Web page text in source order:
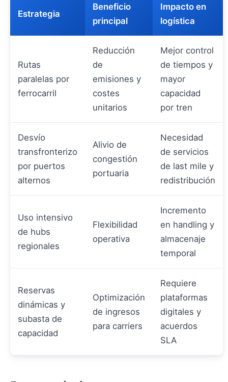
Estrategia
Beneficio
principal
Impacto en
logística
Rutas
paralelas por
ferrocarril
Reducción
de
emisiones y
costes
unitarios
Mejor control
de tiempos y
mayor
capacidad
por tren
Desvío
transfronterizo
por puertos
alternos
Alivio de
congestión
portuaria
Necesidad
de servicios
de last mile y
redistribución
Uso intensivo
de hubs
regionales
Flexibilidad
operativa
Incremento
en handling y
almacenaje
temporal
Reservas
dinámicas y
subasta de
capacidad
Optimización
de ingresos
para carriers
Requiere
plataformas
digitales y
acuerdos
SLA